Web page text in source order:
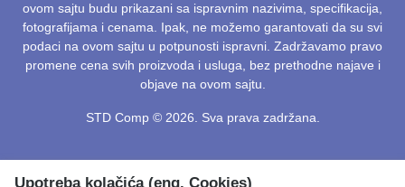
ovom sajtu budu prikazani sa ispravnim nazivima, specifikacija,
fotografijama i cenama. Ipak, ne možemo garantovati da su svi
podaci na ovom sajtu u potpunosti ispravni. Zadržavamo pravo
promene cena svih proizvoda i usluga, bez prethodne najave i
objave na ovom sajtu.
STD Comp © 2026. Sva prava zadržana.
Upotreba kolačića (eng. Cookies)